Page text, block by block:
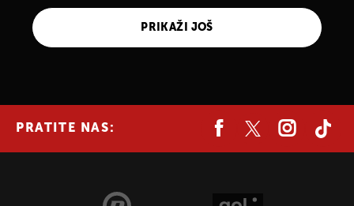
PRIKAŽI JOŠ
PRATITE NAS: